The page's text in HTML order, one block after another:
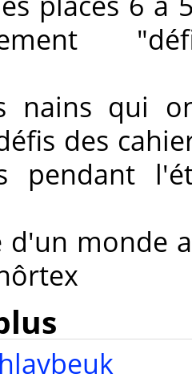
nains qui
des
pendant
d'un monde